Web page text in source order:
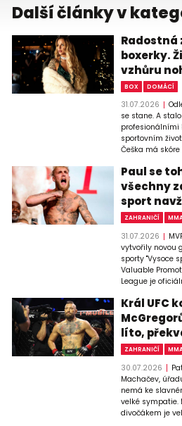
Další články v
Radostná
boxerky.
vzhůru
BOX DOMÁCÍ
31.07.2026
se stane. A
profesionálními
sportovním
Češka má
Paul se
všechny
sport
ZAHRANIČÍ
31.07.2026
vytvořily novou
sporty "Vysoce
Valuable
League je
Král UFC
líto,
ZAHRANIČÍ
30.07.2026
Machačev,
nemá ke
velké sympatie.
divočákem je